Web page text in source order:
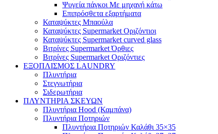
Ψυγεία πάγκοι Με μηχανή κάτω
Επιπρόσθετα εξαρτήματα
Καταψύκτες Μπαούλα
Καταψύκτες Supermarket Οριζόντιοι
Καταψύκτες Supermarket curved glass
Βιτρίνες Supermarket Όρθιες
Βιτρίνες Supermarket Οριζόντιες
ΕΞΟΠΛΙΣΜΟΣ LAUNDRY
Πλυντήρια
Στεγνωτήρια
Σιδερωτήρια
ΠΛΥΝΤΗΡΙΑ ΣΚΕΥΩΝ
Πλυντήρια Hood (Καμπάνα)
Πλυντήρια Ποτηριών
Πλυντήρια Ποτηριών Καλάθι 35×35